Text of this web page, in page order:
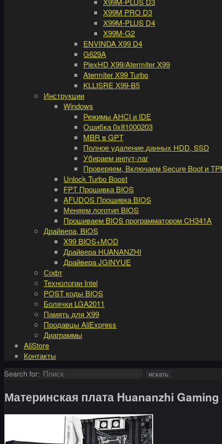
X99M PRO D3
X99M-PLUS D4
X99M-G2
ENVINDA X99 D4
G629A
PlexHD X99/Atermiter X99
Atermiter X99 Turbo
KLLISRE X99-B5
Инструкции
Windows
Режимы AHCI и IDE
Ошибка 0x81000203
MBR в GPT
Полное удаление данных HDD, SSD
Убираем инпут-лаг
Проверяем, Включаем Secure Boot и
Unlock Turbo Boost
FPT Прошивка BIOS
AFUDOS Прошивка BIOS
Меняем логотип BIOS
Прошиваем BIOS программатором CH341A
Драйвера, BIOS
X99 BIOS+MOD
Драйвера HUANANZHI
Драйвера JGINYUE
Софт
Технологии Intel
POST коды BIOS
Болячки LGA2011
Память для X99
Продавцы AliExpress
Диаграммы
AliStore
Контакты
Search for:
искать
Материнская плата Huananzhi Gaming